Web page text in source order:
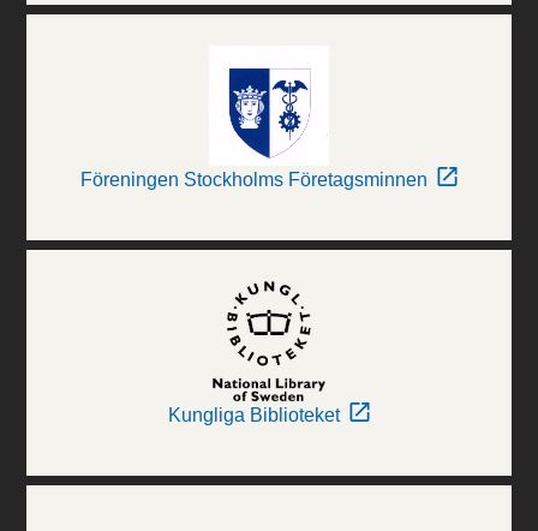
Föreningen Stockholms Företagsminnen
Kungliga Biblioteket